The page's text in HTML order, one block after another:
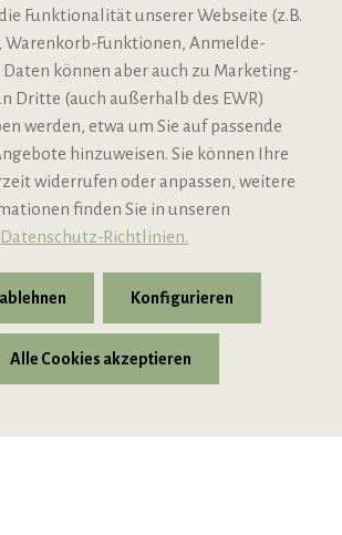
gesetzl. Mehrwertsteuer zzgl.Versandkosten
Funktionalität unserer Webseite (z.B.
Warenkorb-Funktionen, Anmelde-
können aber auch zu Marketing-
Dritte (auch außerhalb des EWR)
werden, etwa um Sie auf passende
hinzuweisen. Sie können Ihre
widerrufen oder anpassen, weitere
finden Sie in unseren
Datenschutz-Richtlinien.
Konfigurieren
Alle Cookies akzeptieren